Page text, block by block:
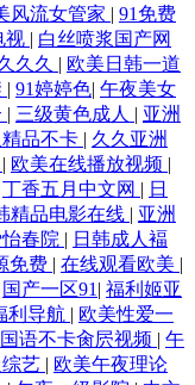
韩国激情视频网站 久热
交 俺去也激情片 国产极
禁欧洲 99成人欧美 超碰
站 日韩中文视频 91次
专区 五月天狠狠干 91
草社区99 国产h精品视
风流女管家 | 91免费
视 | 白丝喷浆国产网
久久 | 欧美日韩一道
| 91婷婷色| 午夜美女
| 三级黄色成人 | 亚洲
品不卡 | 久久亚洲
| 欧美在线播放视频 |
丁香五月中文网 | 日
精品电影在线 | 亚洲
春院 | 日韩成人褔
免费 | 在线观看欧美 |
国产一区91 | 福利姬亚
利导航 | 欧美性爱一
国语不卡肏屄视频 | 午
艺 | 欧美午夜理论